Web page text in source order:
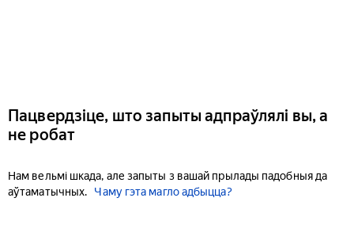
Пацвердзіце, што запыты адпраўлялі вы, а
не робат
Нам вельмі шкада, але запыты з вашай прылады падобныя да
аўтаматычных.
Чаму гэта магло адбыцца?